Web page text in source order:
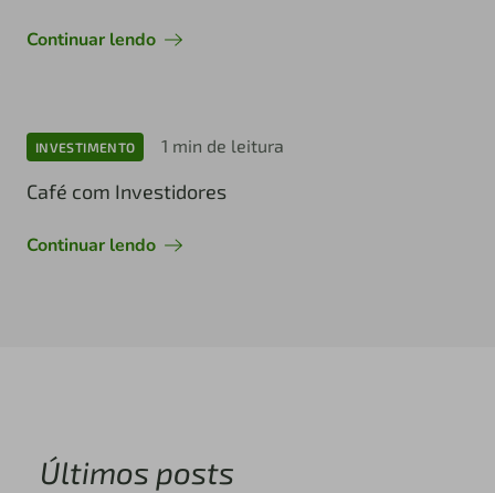
Continuar lendo
INVESTIMENTO 1 min de leitura
Café com Investidores
Continuar lendo
Últimos posts